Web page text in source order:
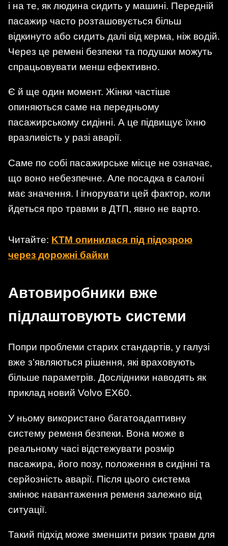
і на те, як людина сидить у машині. Передній
пасажир часто розташовується більш
відкинуто або сидить далі від керма, ніж водій.
Через це ремені безпеки та подушки можуть
спрацьовувати менш ефективно.
Є й ще один момент. Жінки частіше
опиняються саме на передньому
пасажирському сидінні. А це підвищує їхню
вразливість у разі аварії.
Саме по собі пасажирське місце не означає,
що воно небезпечне. Але посадка в салоні
має значення. І ігнорувати цей фактор, коли
йдеться про травми в ДТП, явно не варто.
Читайте: KTM опинилася під підозрою
через дорожні байки
Автовиробники вже
підлаштовують системи
Попри проблеми старих стандартів, у галузі
вже з’являються рішення, які враховують
більше параметрів. Дослідники наводять як
приклад новий Volvo EX60.
У ньому використано багатоадаптивну
систему ременя безпеки. Вона може в
реальному часі відстежувати розмір
пасажира, його позу, положення в сидінні та
серйозність аварії. Після цього система
змінює навантаження ременя залежно від
ситуації.
Такий підхід може зменшити ризик травм для